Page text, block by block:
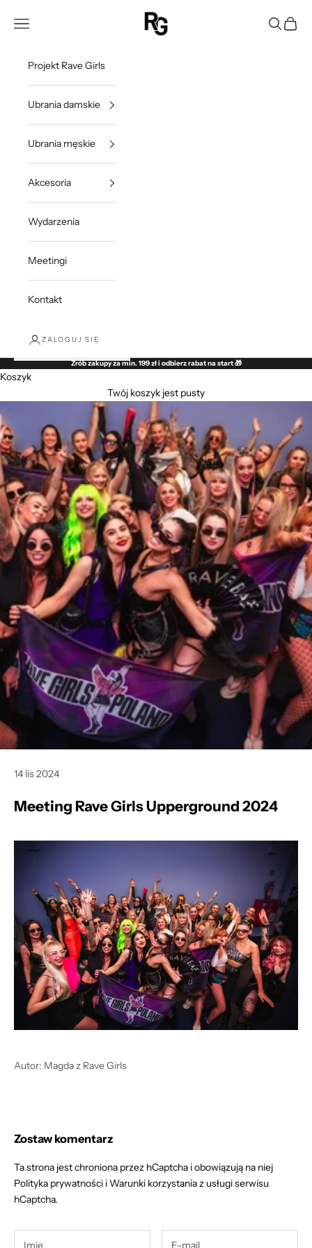
Rave Girls Poland
Otwórz menu nawigacji Otwórz
Projekt Rave Girls
Ubrania damskie
Ubrania męskie
Akcesoria
Wydarzenia
Meetingi
Kontakt
ZALOGUJ SIĘ
Zrób zakupy za min. 199 zł i odbierz rabat na start 🎁
Koszyk
Twój koszyk jest pusty
14 lis 2024
Meeting Rave Girls Upperground 2024
Autor: Magda z Rave Girls
Zostaw komentarz
Ta strona jest chroniona przez hCaptcha i obowiązują na niej
Polityka prywatności iWarunki korzystania z usługiserwisu
hCaptcha.